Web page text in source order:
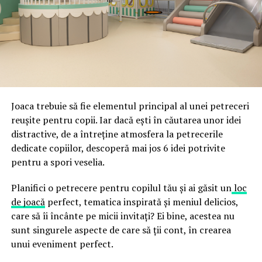
acestor decizii tehnice cu identitatea vizuală a unității,
astfel încât confortul și estetica să funcționeze
împreună, nu în tensiune una cu cealaltă, pe toată
durata de viață a amenajării, indiferent de câte sezoane
ceea ce crește riscul de email spoofing, phishing și
fraude care exploatează încrederea în brand.
Directoratul Național de Securitate Cibernetică (DNSC)
financiare. Instituția recomandă verificarea atentă a
sursei mesajelor și raportarea incidentelor la numărul
unic 1911.
Campaniile identificate în ultimele săptămâni folosesc
false de streaming, coduri QR malițioase și mesaje care
promit bilete, rambursări, premii sau acces gratuit la
meciuri. FBI a emis în luna mai un avertisment privind
site-urile care clonează platforma oficială prin
modificări minore ale denumirii domeniului, precum
Joaca trebuie să fie elementul principal al unei petreceri
reușite pentru copii. Iar dacă ești în căutarea unor idei
distractive, de a întreține atmosfera la petrecerile
dedicate copiilor, descoperă mai jos 6 idei potrivite
pentru a spori veselia.
Planifici o petrecere pentru copilul tău și ai găsit unloc
de joacăperfect, tematica inspirată și meniul delicios,
care să îi încânte pe micii invitați? Ei bine, acestea nu
sunt singurele aspecte de care să ții cont, în crearea
unui eveniment perfect.